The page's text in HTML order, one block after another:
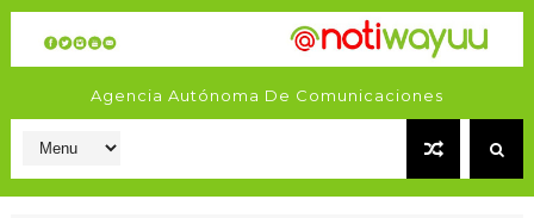
Agencia Autónoma De Comunicaciones